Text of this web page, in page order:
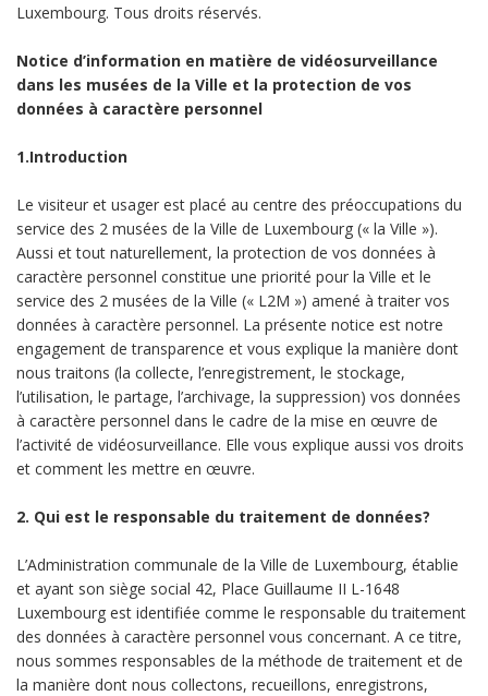
Luxembourg. Tous droits réservés.
Notice d’information en matière de vidéosurveillance
dans les musées de la Ville et la protection de vos
données à caractère personnel
1.Introduction
Le visiteur et usager est placé au centre des préoccupations du
service des 2 musées de la Ville de Luxembourg (« la Ville »).
Aussi et tout naturellement, la protection de vos données à
caractère personnel constitue une priorité pour la Ville et le
service des 2 musées de la Ville (« L2M ») amené à traiter vos
données à caractère personnel. La présente notice est notre
engagement de transparence et vous explique la manière dont
nous traitons (la collecte, l’enregistrement, le stockage,
l’utilisation, le partage, l’archivage, la suppression) vos données
à caractère personnel dans le cadre de la mise en œuvre de
l’activité de vidéosurveillance. Elle vous explique aussi vos droits
et comment les mettre en œuvre.
2. Qui est le responsable du traitement de données?
L’Administration communale de la Ville de Luxembourg, établie
et ayant son siège social 42, Place Guillaume II L-1648
Luxembourg est identifiée comme le responsable du traitement
des données à caractère personnel vous concernant. A ce titre,
nous sommes responsables de la méthode de traitement et de
la manière dont nous collectons, recueillons, enregistrons,